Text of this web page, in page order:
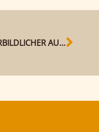
VORBILDLICHER AUSBILDUNGSBETRIEB